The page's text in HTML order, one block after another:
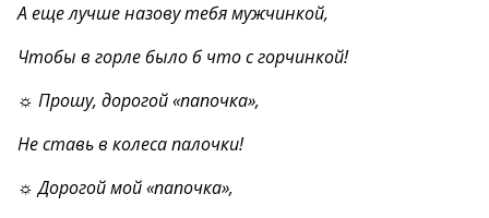
А еще лучше назову тебя мужчинкой,
Чтобы в горле было б что с горчинкой!
☼ Прошу, дорогой «папочка»,
Не ставь в колеса палочки!
☼ Дорогой мой «папочка»,